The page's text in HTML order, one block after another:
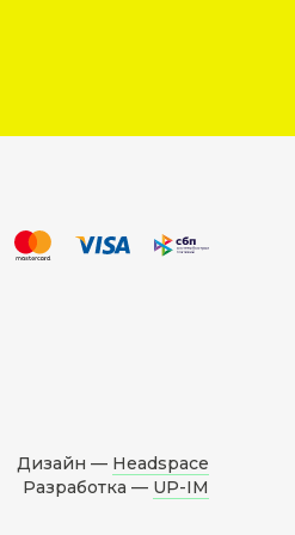
Дизайн — Headspace
Разработка — UP-IM